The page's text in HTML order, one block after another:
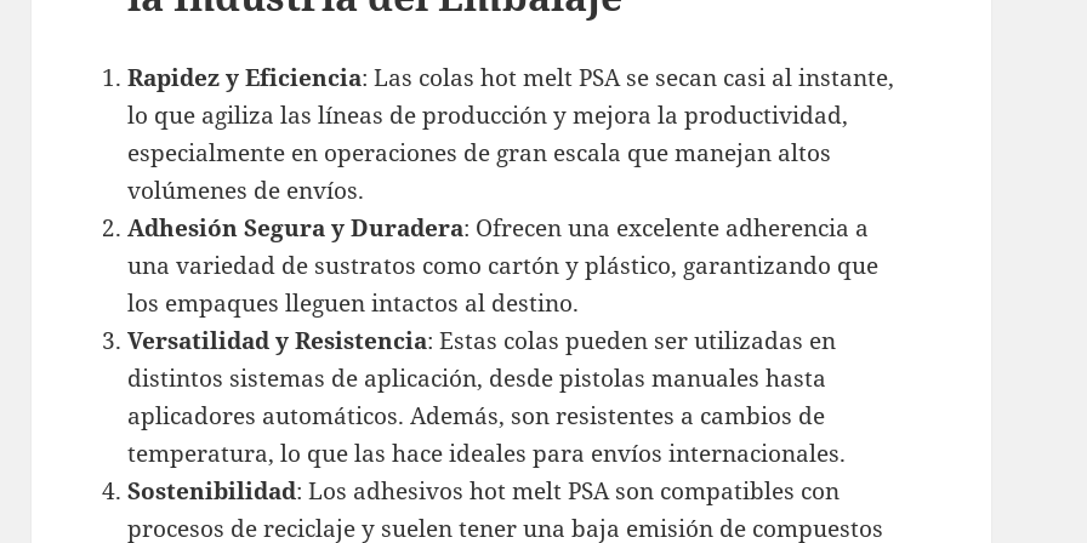
Rapidez y Eficiencia: Las colas hot melt PSA se secan casi al instante,
lo que agiliza las líneas de producción y mejora la productividad,
especialmente en operaciones de gran escala que manejan altos
volúmenes de envíos​.
Adhesión Segura y Duradera: Ofrecen una excelente adherencia a
una variedad de sustratos como cartón y plástico, garantizando que
los empaques lleguen intactos al destino​.
Versatilidad y Resistencia: Estas colas pueden ser utilizadas en
distintos sistemas de aplicación, desde pistolas manuales hasta
aplicadores automáticos​. Además, son resistentes a cambios de
temperatura, lo que las hace ideales para envíos internacionales​.
Sostenibilidad: Los adhesivos hot melt PSA son compatibles con
procesos de reciclaje y suelen tener una baja emisión de compuestos